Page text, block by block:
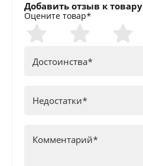
Добавить отзыв к товару
Оцените товар*